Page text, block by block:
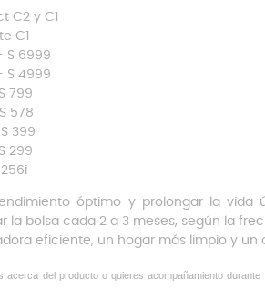
C2 y C1
C1
S 6999
S 4999
799
578
399
299
óptimo y prolongar la vida
la bolsa cada 2 a 3 meses, según la
eficiente, un hogar más limpio y un
acerca del producto o quieres acompañamiento